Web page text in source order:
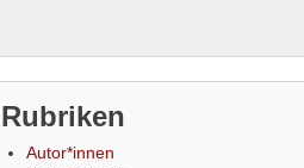
Rubriken
Autor*innen